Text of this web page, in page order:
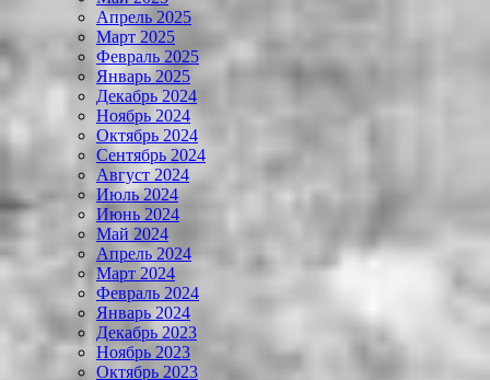
Апрель 2025
Март 2025
Февраль 2025
Январь 2025
Декабрь 2024
Ноябрь 2024
Октябрь 2024
Сентябрь 2024
Август 2024
Июль 2024
Июнь 2024
Май 2024
Апрель 2024
Март 2024
Февраль 2024
Январь 2024
Декабрь 2023
Ноябрь 2023
Октябрь 2023